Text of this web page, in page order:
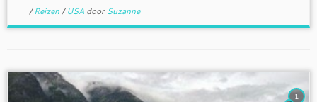
/Reizen/USA doorSuzanne
1